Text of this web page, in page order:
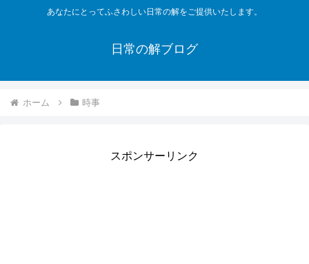
あなたにとってふさわしい日常の解をご提供いたします。
日常の解ブログ
ホーム 時事
スポンサーリンク